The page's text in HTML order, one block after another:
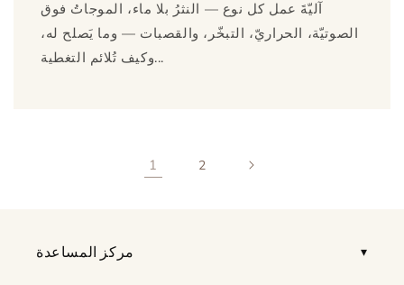
آليّةَ عمل كل نوع — النثرُ بلا ماء، الموجاتُ فوق
الصوتيّة، الحراريّ، التبخّر، والقصبات — وما يَصلح له،
وكيف تُلائم التغطية...
1 2
مركز المساعدة